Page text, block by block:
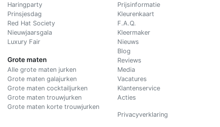
Haringparty
Prinsjesdag
Red Hat Society
Nieuwjaarsgala
Luxury Fair
Grote maten
Alle grote maten jurken
Grote maten galajurken
Grote maten cocktailjurken
Grote maten trouwjurken
Grote maten korte trouwjurken
Prijsinformatie
Kleurenkaart
F.A.Q.
Kleermaker
Nieuws
Blog
Reviews
Media
Vacatures
Klantenservice
Acties
Privacyverklaring